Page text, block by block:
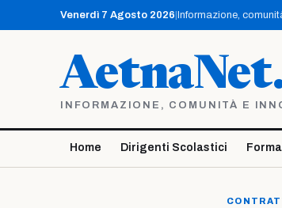
contenuto
Venerdì 7 Agosto 2026 Informazione,
INFORMAZIONE, COMUNITÀ E
Home Dirigenti Scolastici